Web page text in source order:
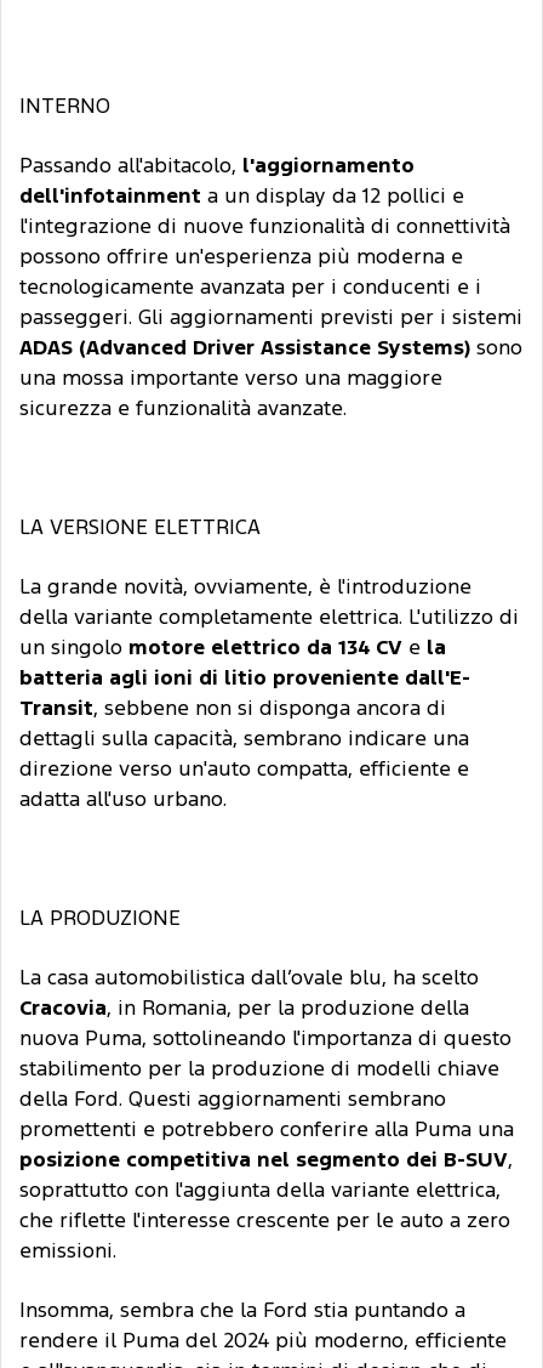
INTERNO
Passando all'abitacolo, l'aggiornamento
dell'infotainment a un display da 12 pollici e
l'integrazione di nuove funzionalità di connettività
possono offrire un'esperienza più moderna e
tecnologicamente avanzata per i conducenti e i
passeggeri. Gli aggiornamenti previsti per i sistemi
ADAS (Advanced Driver Assistance Systems) sono
una mossa importante verso una maggiore
sicurezza e funzionalità avanzate.
LA VERSIONE ELETTRICA
La grande novità, ovviamente, è l'introduzione
della variante completamente elettrica. L'utilizzo di
un singolo motore elettrico da 134 CV e la
batteria agli ioni di litio proveniente dall'E-
Transit, sebbene non si disponga ancora di
dettagli sulla capacità, sembrano indicare una
direzione verso un'auto compatta, efficiente e
adatta all'uso urbano.
LA PRODUZIONE
La casa automobilistica dall’ovale blu, ha scelto
Cracovia, in Romania, per la produzione della
nuova Puma, sottolineando l'importanza di questo
stabilimento per la produzione di modelli chiave
della Ford. Questi aggiornamenti sembrano
promettenti e potrebbero conferire alla Puma una
posizione competitiva nel segmento dei B-SUV,
soprattutto con l'aggiunta della variante elettrica,
che riflette l'interesse crescente per le auto a zero
emissioni.
Insomma, sembra che la Ford stia puntando a
rendere il Puma del 2024 più moderno, efficiente